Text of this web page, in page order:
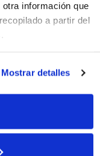
información que
a partir del
Mostrar detalles